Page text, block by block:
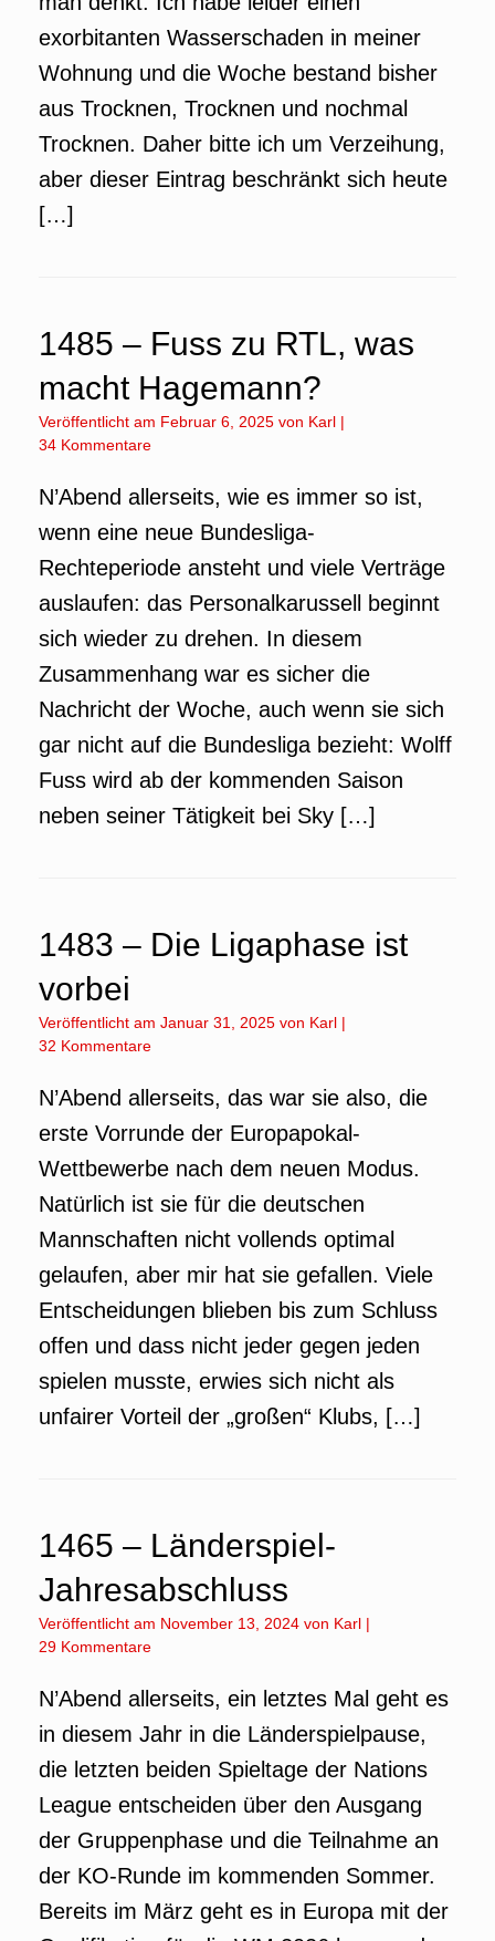
exorbitanten Wasserschaden in meiner
Wohnung und die Woche bestand bisher
aus Trocknen, Trocknen und nochmal
Trocknen. Daher bitte ich um Verzeihung,
aber dieser Eintrag beschränkt sich heute
[…]
1485 – Fuss zu RTL, was
macht Hagemann?
Veröffentlicht am Februar 6, 2025 von Karl |
34 Kommentare
N’Abend allerseits, wie es immer so ist,
wenn eine neue Bundesliga-
Rechteperiode ansteht und viele Verträge
auslaufen: das Personalkarussell beginnt
sich wieder zu drehen. In diesem
Zusammenhang war es sicher die
Nachricht der Woche, auch wenn sie sich
gar nicht auf die Bundesliga bezieht: Wolff
Fuss wird ab der kommenden Saison
neben seiner Tätigkeit bei Sky […]
1483 – Die Ligaphase ist
vorbei
Veröffentlicht am Januar 31, 2025 von Karl |
32 Kommentare
N’Abend allerseits, das war sie also, die
erste Vorrunde der Europapokal-
Wettbewerbe nach dem neuen Modus.
Natürlich ist sie für die deutschen
Mannschaften nicht vollends optimal
gelaufen, aber mir hat sie gefallen. Viele
Entscheidungen blieben bis zum Schluss
offen und dass nicht jeder gegen jeden
spielen musste, erwies sich nicht als
unfairer Vorteil der „großen“ Klubs, […]
1465 – Länderspiel-
Jahresabschluss
Veröffentlicht am November 13, 2024 von Karl |
29 Kommentare
N’Abend allerseits, ein letztes Mal geht es
in diesem Jahr in die Länderspielpause,
die letzten beiden Spieltage der Nations
League entscheiden über den Ausgang
der Gruppenphase und die Teilnahme an
der KO-Runde im kommenden Sommer.
Bereits im März geht es in Europa mit der